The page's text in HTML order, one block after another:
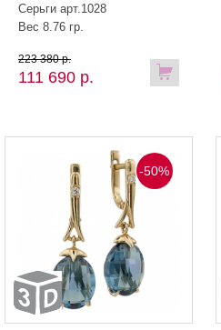
Серьги арт.1028
Вес 8.76 гр.
111 690 р.
223 380 р.
-50%